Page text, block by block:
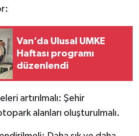
Van’da Ulusal UMKE
Haftası programı
düzenlendi
artırılmalı: Şehir
alanları oluşturulmalı.